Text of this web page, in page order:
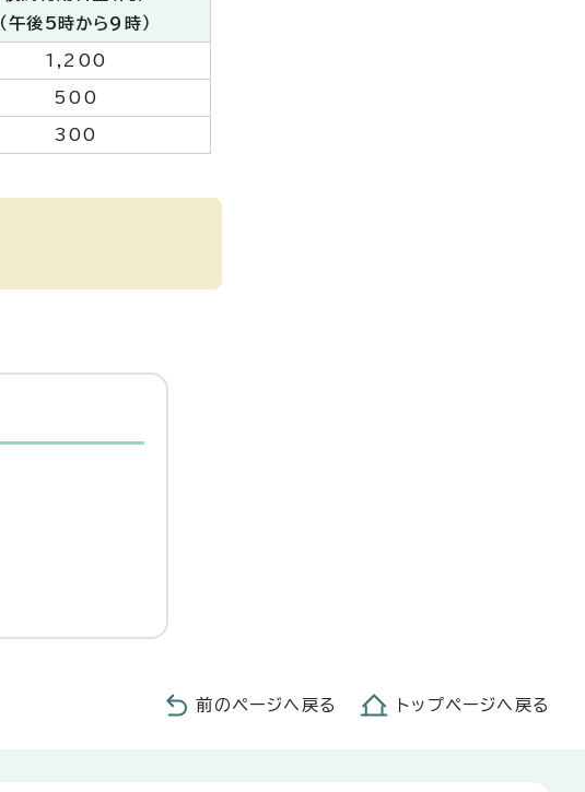
（午後5時から9時）
1,200
500
300
前のページへ戻る トップページへ戻る